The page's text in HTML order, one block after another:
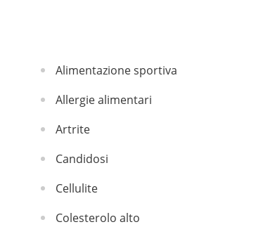
Alimentazione sportiva
Allergie alimentari
Artrite
Candidosi
Cellulite
Colesterolo alto